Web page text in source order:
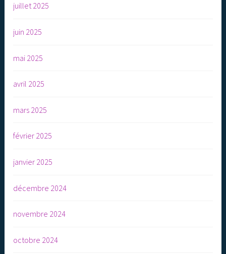
juillet 2025
juin 2025
mai 2025
avril 2025
mars 2025
février 2025
janvier 2025
décembre 2024
novembre 2024
octobre 2024